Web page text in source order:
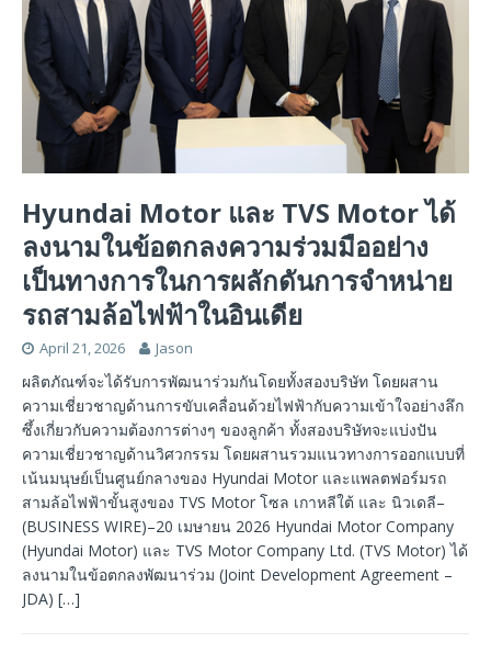
Hyundai Motor และ TVS Motor ได้
ลงนามในข้อตกลงความร่วมมืออย่าง
เป็นทางการในการผลักดันการจำหน่าย
รถสามล้อไฟฟ้าในอินเดีย
April 21, 2026 Jason
ผลิตภัณฑ์จะได้รับการพัฒนาร่วมกันโดยทั้งสองบริษัท โดยผสาน
ความเชี่ยวชาญด้านการขับเคลื่อนด้วยไฟฟ้ากับความเข้าใจอย่างลึก
ซึ้งเกี่ยวกับความต้องการต่างๆ ของลูกค้า ทั้งสองบริษัทจะแบ่งปัน
ความเชี่ยวชาญด้านวิศวกรรม โดยผสานรวมแนวทางการออกแบบที่
เน้นมนุษย์เป็นศูนย์กลางของ Hyundai Motor และแพลตฟอร์มรถ
สามล้อไฟฟ้าขั้นสูงของ TVS Motor โซล เกาหลีใต้ และ นิวเดลี–
(BUSINESS WIRE)–20 เมษายน 2026 Hyundai Motor Company
(Hyundai Motor) และ TVS Motor Company Ltd. (TVS Motor) ได้
ลงนามในข้อตกลงพัฒนาร่วม (Joint Development Agreement –
JDA) […]